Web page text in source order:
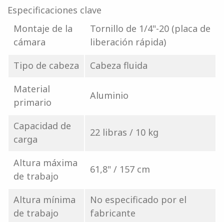
Especificaciones clave
Montaje de la
cámara
Tornillo de 1/4"-20 (placa de
liberación rápida)
Tipo de cabeza
Cabeza fluida
Material
primario
Aluminio
Capacidad de
carga
22 libras / 10 kg
Altura máxima
de trabajo
61,8" / 157 cm
Altura mínima
de trabajo
No especificado por el
fabricante